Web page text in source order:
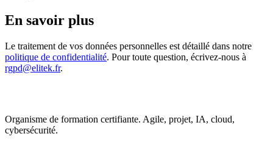
En savoir plus
Le traitement de vos données personnelles est détaillé dans notre
politique de confidentialité. Pour toute question, écrivez-nous à
rgpd@elitek.fr.
Organisme de formation certifiante. Agile, projet, IA, cloud,
cybersécurité.